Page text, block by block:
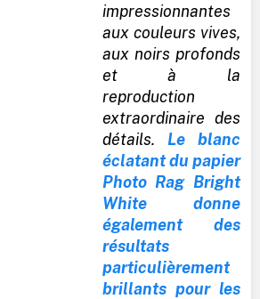
impressionnantes
aux couleurs vives,
aux noirs profonds
et à la
reproduction
extraordinaire des
détails. Le blanc
éclatant du papier
Photo Rag Bright
White donne
également des
résultats
particulièrement
brillants pour les